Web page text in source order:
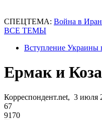
СПЕЦТЕМА: Война в
ВСЕ ТЕМЫ
Вступление Украины
Ермак и
Корреспондент.net, 3 июля
67
9170